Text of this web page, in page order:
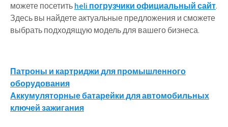
можете посетитьheli погрузчики официальный сайт.
Здесь вы найдете актуальные предложения и сможете
выбрать подходящую модель для вашего бизнеса.
Навигация
по
записям
Патроны и картриджи для промышленного
оборудования
Аккумуляторные батарейки для автомобильных
ключей зажигания